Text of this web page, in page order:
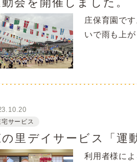
庄保育園で
いで雨も上
宅サービス
の里デイサービス「運
利用者様に